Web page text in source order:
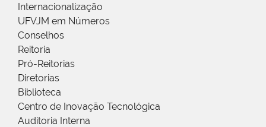
Internacionalização
UFVJM em Números
Conselhos
Reitoria
Pró-Reitorias
Diretorias
Biblioteca
Centro de Inovação Tecnológica
Auditoria Interna